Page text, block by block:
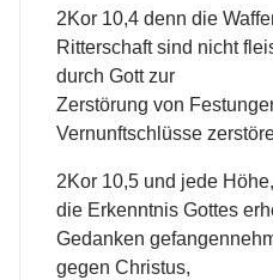
2Kor 10,4 denn die
Ritterschaft sind nicht
durch Gott zur
Zerstörung von
Vernunftschlüsse
2Kor 10,5 und jede
die Erkenntnis Gottes
Gedanken
gegen Christus,